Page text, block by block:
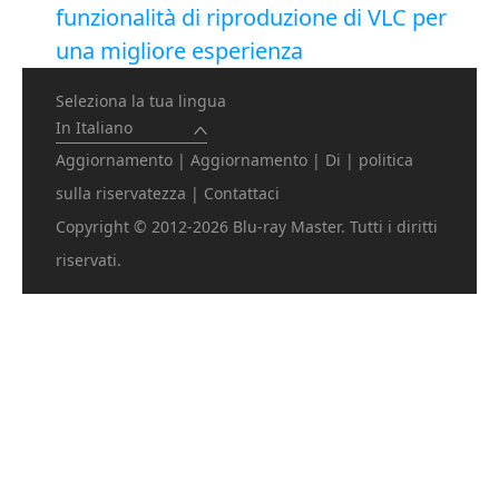
funzionalità di riproduzione di VLC per
una migliore esperienza
Aggiornamento | Aggiornamento | Di | politica
sulla riservatezza | Contattaci
Copyright © 2012-2026 Blu-ray Master. Tutti i diritti
riservati.
Seleziona la tua lingua
In Italiano